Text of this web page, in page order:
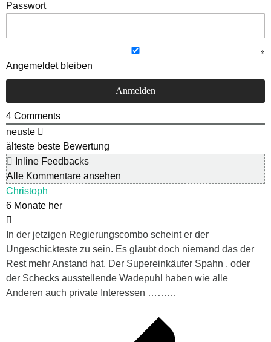
Passwort
Angemeldet bleiben
4 Comments
neuste
älteste beste Bewertung
Inline Feedbacks
Alle Kommentare ansehen
Christoph
6 Monate her
In der jetzigen Regierungscombo scheint er der
Ungeschickteste zu sein. Es glaubt doch niemand das der
Rest mehr Anstand hat. Der Supereinkäufer Spahn , oder
der Schecks ausstellende Wadepuhl haben wie alle
Anderen auch private Interessen ………